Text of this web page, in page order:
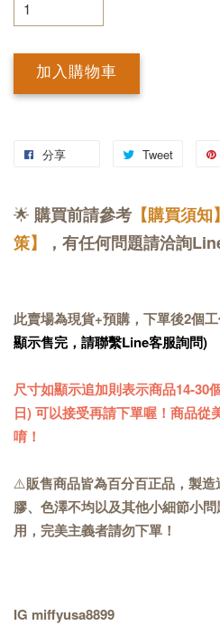
加入購物車
分享 Tweet
🌟 購買前請參考 【購買須知】
策】
，有任何問題請洽詢
此賣場為現貨+預購，下單後2個
顯示售完，請聯繫Line客服詢問)
尺寸如顯示追加則表示商品14-30
日) 可以接受再請下單喔！商品從
唷！
⚠️販售商品皆為百分百正品，製
膠、色澤不均以及其他小細節小
用，完美主義者請勿下單！
IG miffyusa8899